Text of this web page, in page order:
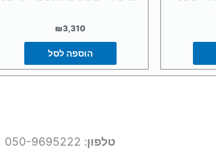
₪3,310
הוספה לסל
טלפון: 050-9695222